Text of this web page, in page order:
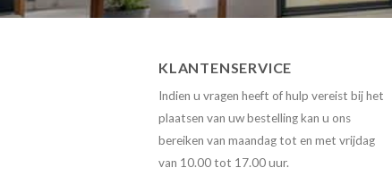
KLANTENSERVICE
Indien u vragen heeft of hulp vereist bij het
plaatsen van uw bestelling kan u ons
bereiken van maandag tot en met vrijdag
van 10.00 tot 17.00 uur.